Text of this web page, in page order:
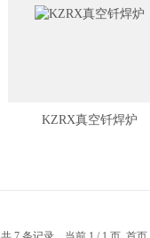
KZRX真空钎焊炉